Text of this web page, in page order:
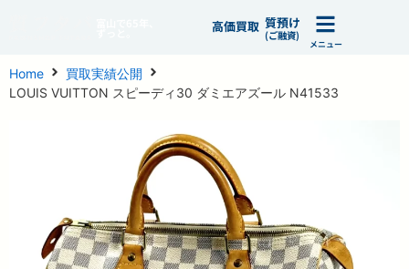
高価買取 質預け
(ご融資)
メニュー
Home
買取実績公開
LOUIS VUITTON スピーディ30 ダミエアズール N41533